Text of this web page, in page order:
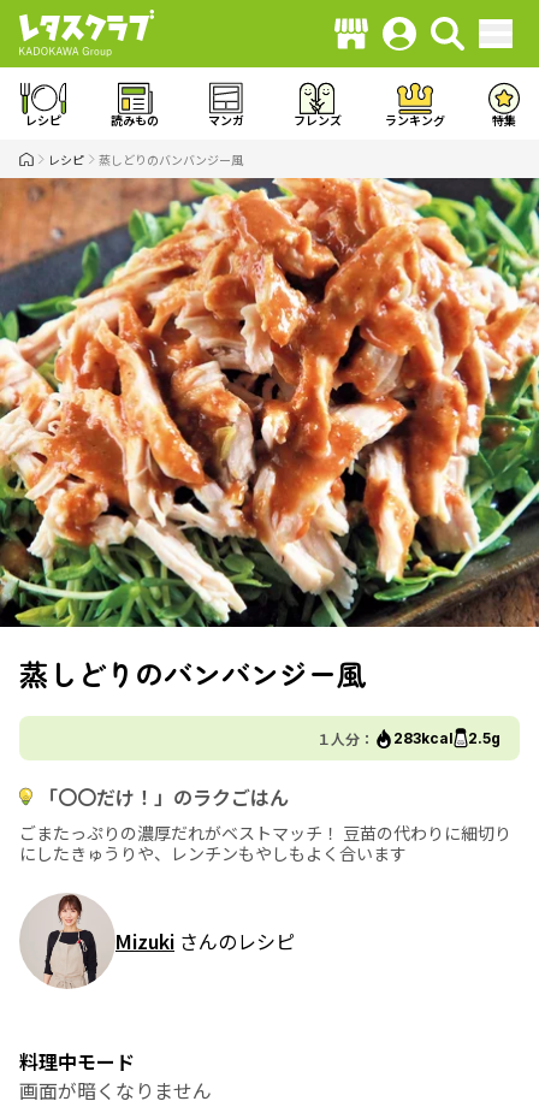
レシピ 読みもの マンガ フレンズ ランキング 特集
レシピ 蒸しどりのバンバンジー風
蒸しどりのバンバンジー風
１人分： 283kcal 2.5g
「〇〇だけ！」のラクごはん
ごまたっぷりの濃厚だれがベストマッチ！ 豆苗の代わりに細切り
にしたきゅうりや、レンチンもやしもよく合います
Mizuki さんのレシピ
料理中モード
画面が暗くなりません